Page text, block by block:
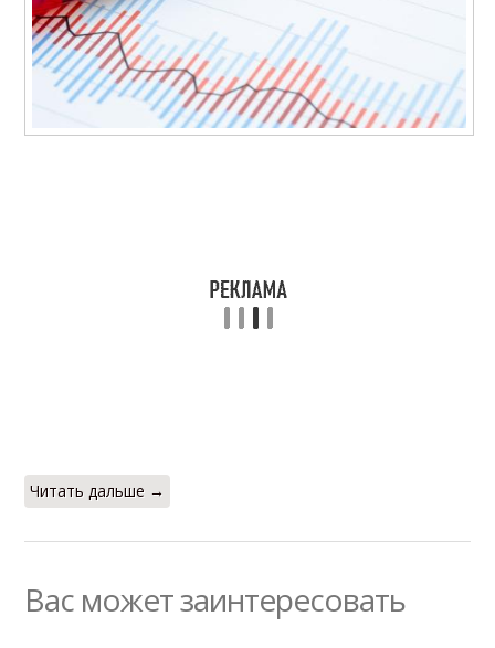
Читать дальше →
Вас может заинтересовать